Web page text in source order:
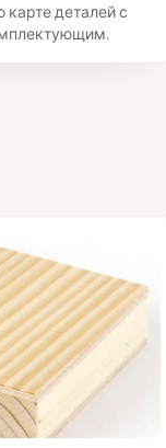
деталей с